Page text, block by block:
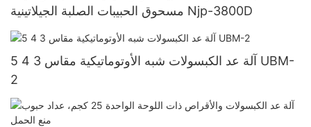
مسحوق الحبيبات الصلبة الجيلاتينية Njp-3800D
آلة عد الكبسولات شبه الأوتوماتيكية مقاس 3 4 5 UBM-
2